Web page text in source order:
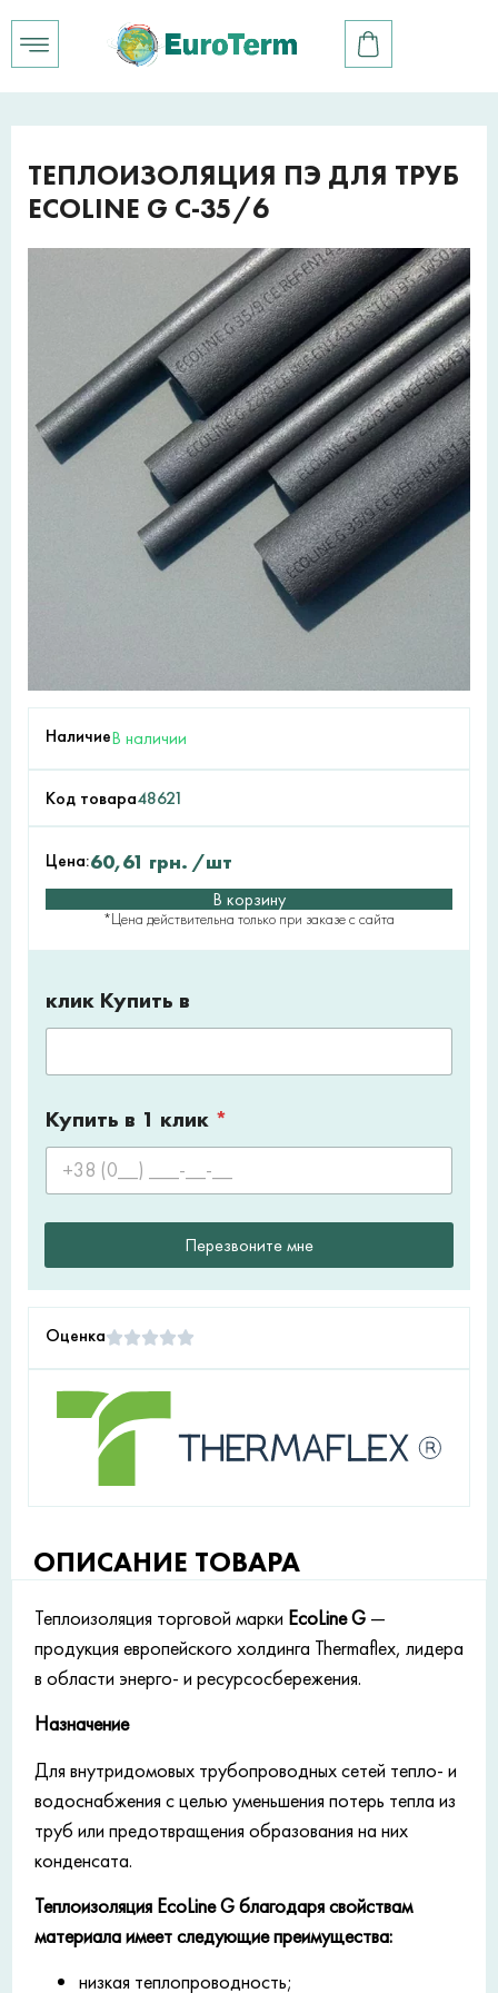
ТЕПЛОИЗОЛЯЦИЯ ПЭ ДЛЯ ТРУБ
ECOLINE G C-35/6
НаличиеВ наличии
Код товара48621
Цена:60,61 грн. /шт
В корзину
*Цена действительна только при заказе с сайта
клик Купить в
Купить в 1 клик *
Перезвоните мне
Оценка
ОПИСАНИЕ ТОВАРА
Теплоизоляция торговой марки EcoLine G —
продукция европейского холдинга Thermaflex, лидера
в области энерго- и ресурсосбережения.
Назначение
Для внутридомовых трубопроводных сетей тепло- и
водоснабжения с целью уменьшения потерь тепла из
труб или предотвращения образования на них
конденсата.
Теплоизоляция EcoLine G благодаря свойствам
материала имеет следующие преимущества:
низкая теплопроводность;